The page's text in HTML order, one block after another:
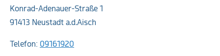
Konrad-Adenauer-Straße 1
91413 Neustadt a.d.Aisch
Telefon: 09161920